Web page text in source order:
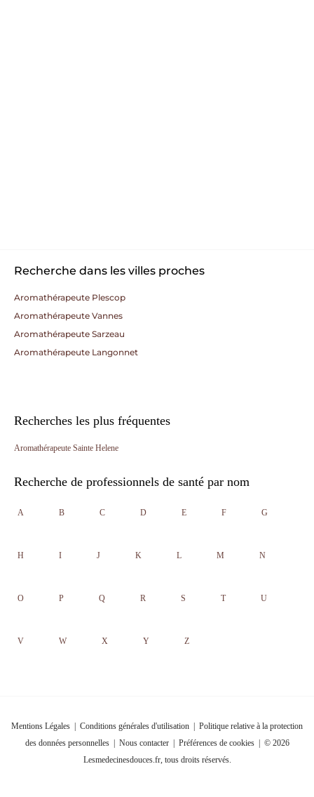
Recherche dans les villes proches
Aromathérapeute Plescop
Aromathérapeute Vannes
Aromathérapeute Sarzeau
Aromathérapeute Langonnet
Recherches les plus fréquentes
Aromathérapeute Sainte Helene
Recherche de professionnels de santé par nom
A B C D E F G
H I J K L M N
O P Q R S T U
V W X Y Z
Mentions Légales Conditions générales d'utilisation
Politique relative à la protection
des données personnelles| Nous contacter| Préférences de cookies| © 2026
Lesmedecinesdouces.fr, tous droits réservés.